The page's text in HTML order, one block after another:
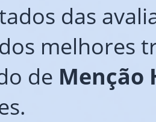
das
melhores
de Menção